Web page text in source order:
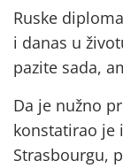
Ruske
i danas u
pazite sada,
Da je nužno
konstatirao je
Strasbourgu,